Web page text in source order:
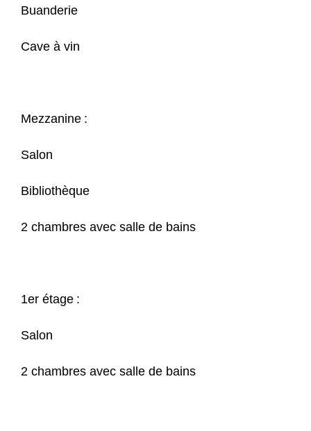
Buanderie
Cave à vin
Mezzanine :
Salon
Bibliothèque
2 chambres avec salle de bains
1er étage :
Salon
2 chambres avec salle de bains